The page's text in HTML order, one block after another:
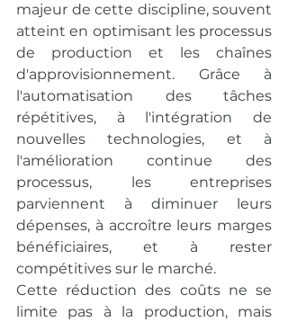
majeur de cette discipline, souvent
atteint en optimisant les processus
de production et les chaînes
d'approvisionnement. Grâce à
l'automatisation des tâches
répétitives, à l'intégration de
nouvelles technologies, et à
l'amélioration continue des
processus, les entreprises
parviennent à diminuer leurs
dépenses, à accroître leurs marges
bénéficiaires, et à rester
compétitives sur le marché.
Cette réduction des coûts ne se
limite pas à la production, mais